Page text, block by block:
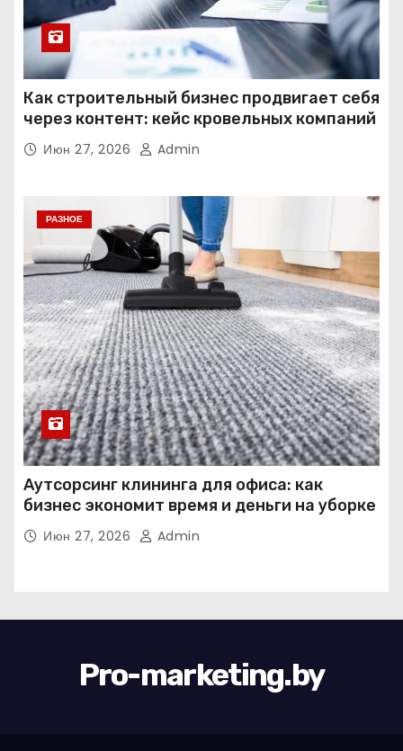
Как строительный бизнес продвигает себя
через контент: кейс кровельных компаний
Июн 27, 2026 Admin
РАЗНОЕ
Аутсорсинг клининга для офиса: как
бизнес экономит время и деньги на уборке
Июн 27, 2026 Admin
Pro-marketing.by